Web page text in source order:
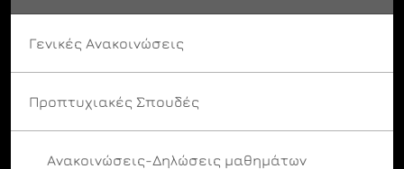
Γενικές Ανακοινώσεις
Προπτυχιακές Σπουδές
Ανακοινώσεις-Δηλώσεις μαθημάτων